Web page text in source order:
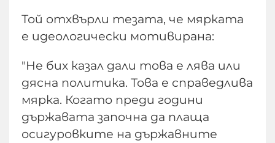
Той отхвърли тезата, че мярката
е идеологически мотивирана:
"Не бих казал дали това е лява или
дясна политика. Това е справедлива
мярка. Когато преди години
държавата започна да плаща
осигуровките на държавните